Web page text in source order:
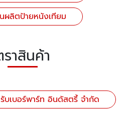
ผลิตป้ายหนังเทียม
าสินค้า
บเบอร์พาร์ท อินดัสตรี้ จำกัด